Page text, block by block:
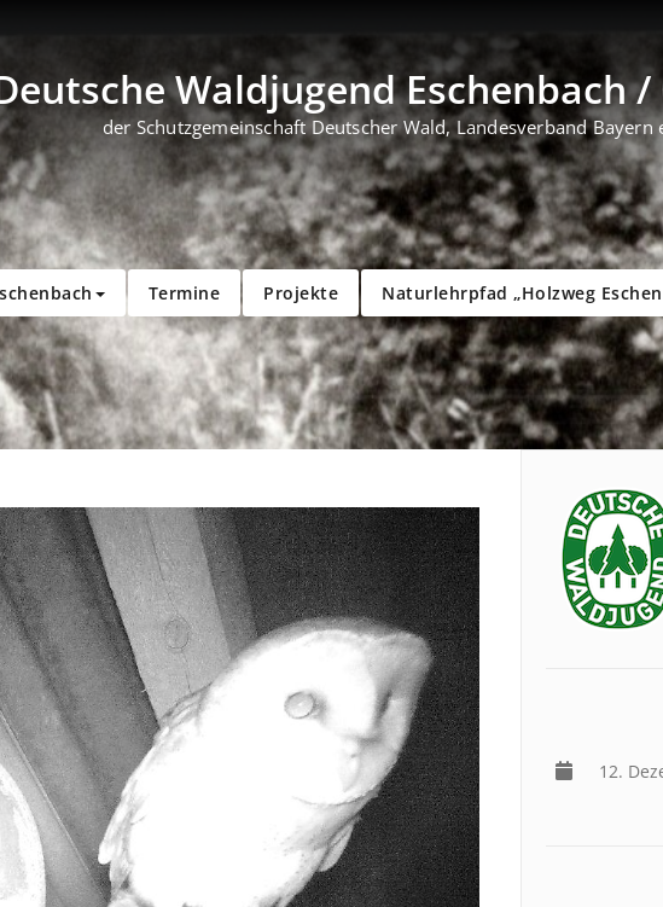
Waldjugend Eschenbach /
der Schutzgemeinschaft Deutscher Wald, Landesverband Bayern
Termine Projekte Naturlehrpfad „Holzweg
12.